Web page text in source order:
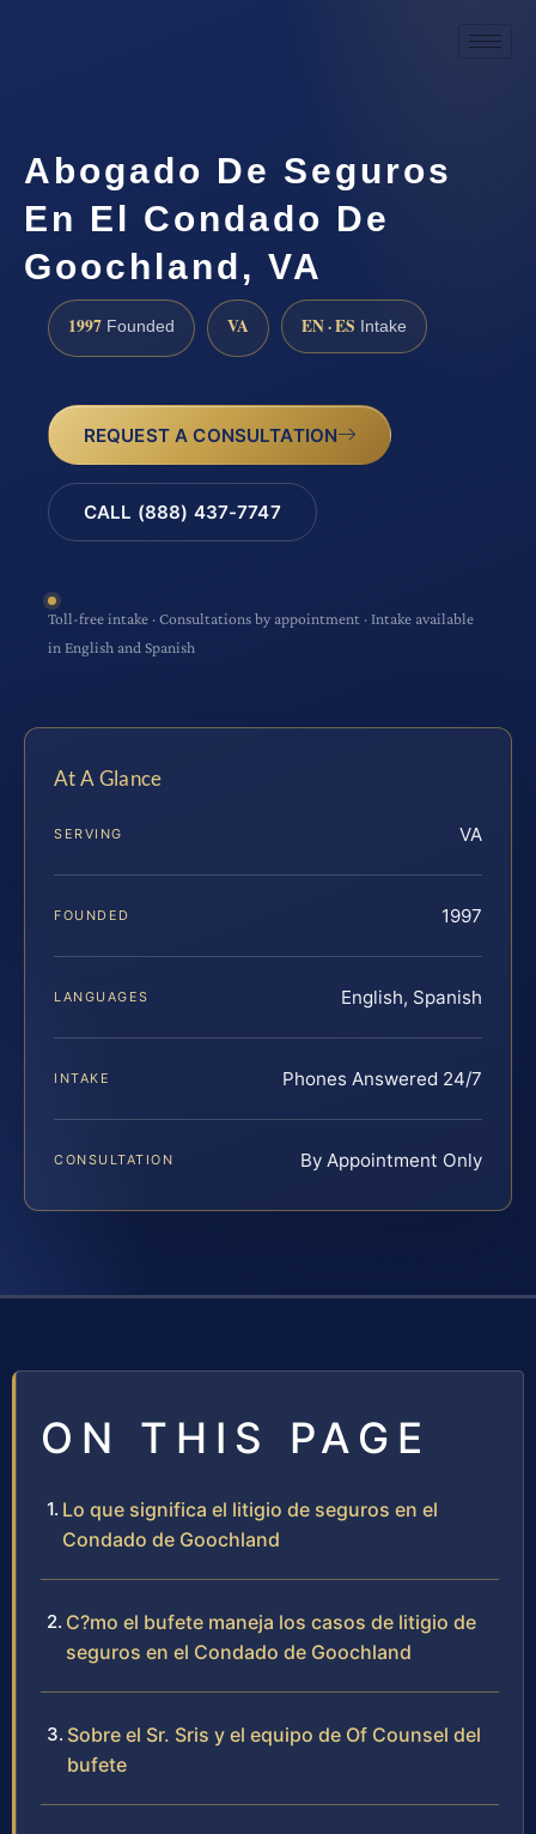
Abogado De Seguros
En El Condado De
Goochland, VA
1997 Founded VA EN · ES Intake
REQUEST A CONSULTATION
CALL (888) 437-7747
Toll-free intake · Consultations by appointment · Intake available
in English and Spanish
At A Glance
SERVING VA
FOUNDED 1997
LANGUAGES English, Spanish
INTAKE Phones Answered 24/7
CONSULTATION By Appointment Only
ON THIS PAGE
Lo que significa el litigio de seguros en el
Condado de Goochland
C?mo el bufete maneja los casos de litigio de
seguros en el Condado de Goochland
Sobre el Sr. Sris y el equipo de Of Counsel del
bufete